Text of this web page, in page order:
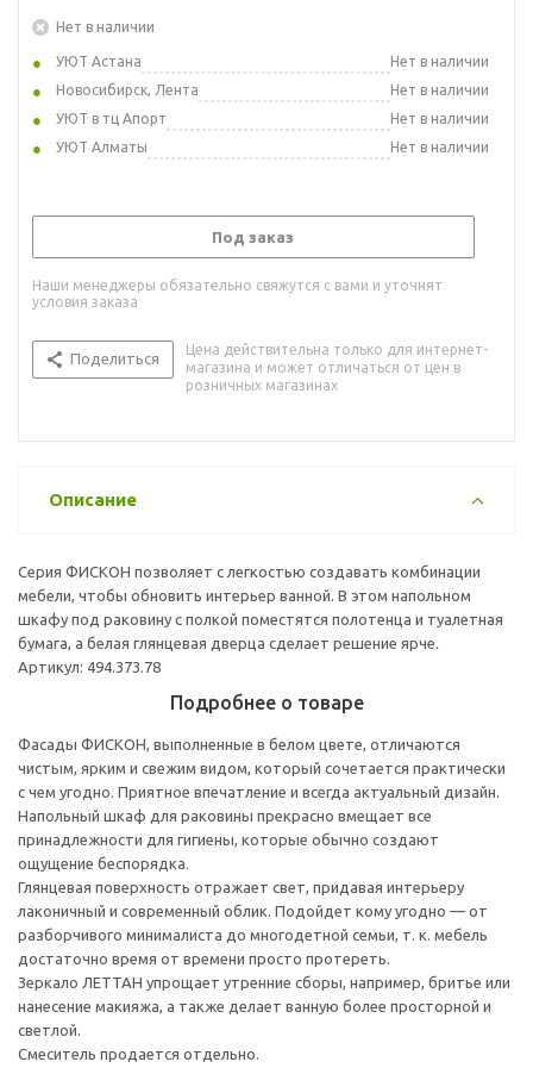
Нет в наличии
УЮТ Астана
Нет в наличии
Новосибирск, Лента
Нет в наличии
УЮТ в тц Апорт
Нет в наличии
УЮТ Алматы
Нет в наличии
Под заказ
Наши менеджеры обязательно свяжутся с вами и уточнят
условия заказа
Поделиться
Цена действительна только для интернет-
магазина и может отличаться от цен в
розничных магазинах
Описание
Серия ФИСКОН позволяет с легкостью создавать комбинации
мебели, чтобы обновить интерьер ванной. В этом напольном
шкафу под раковину с полкой поместятся полотенца и туалетная
бумага, а белая глянцевая дверца сделает решение ярче.
Артикул: 494.373.78
Подробнее о товаре
Фасады ФИСКОН, выполненные в белом цвете, отличаются
чистым, ярким и свежим видом, который сочетается практически
с чем угодно. Приятное впечатление и всегда актуальный дизайн.
Напольный шкаф для раковины прекрасно вмещает все
принадлежности для гигиены, которые обычно создают
ощущение беспорядка.
Глянцевая поверхность отражает свет, придавая интерьеру
лаконичный и современный облик. Подойдет кому угодно — от
разборчивого минималиста до многодетной семьи, т. к. мебель
достаточно время от времени просто протереть.
Зеркало ЛЕТТАН упрощает утренние сборы, например, бритье или
нанесение макияжа, а также делает ванную более просторной и
светлой.
Смеситель продается отдельно.